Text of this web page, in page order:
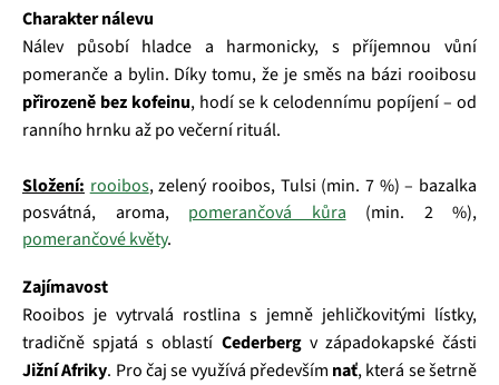
Charakter nálevu
Nálev působí hladce a harmonicky, s příjemnou vůní
pomeranče a bylin. Díky tomu, že je směs na bázi rooibosu
přirozeně bez kofeinu, hodí se k celodennímu popíjení – od
ranního hrnku až po večerní rituál.
Složení: rooibos, zelený rooibos, Tulsi (min. 7 %) – bazalka
posvátná, aroma, pomerančová kůra (min. 2 %),
pomerančové květy.
Zajímavost
Rooibos je vytrvalá rostlina s jemně jehličkovitými lístky,
tradičně spjatá s oblastí Cederbergv západokapské části
Jižní Afriky. Pro čaj se využívá především nať, která se šetrně